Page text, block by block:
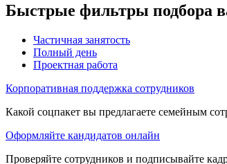
Быстрые фильтры подбора
Частичная занятость
Полный день
Проектная работа
Корпоративная поддержка сотрудников
Какой соцпакет вы предлагаете семейным
Оформляйте кандидатов онлайн
Проверяйте сотрудников и подписывайте